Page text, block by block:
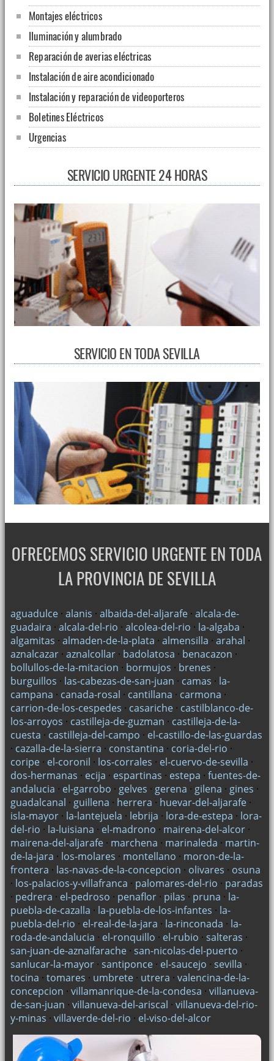
Montajes eléctricos
Iluminación y alumbrado
Reparación de averias eléctricas
Instalación de aire acondicionado
Instalación y reparación de videoporteros
Boletines Eléctricos
Urgencias
SERVICIO URGENTE 24 HORAS
SERVICIO EN TODA SEVILLA
OFRECEMOS SERVICIO URGENTE EN TODA
LA PROVINCIA DE SEVILLA
aguadulce· alanis · albaida-del-aljarafe· alcala-de-
guadaira · alcala-del-rio · alcolea-del-rio · la-algaba ·
algamitas · almaden-de-la-plata · almensilla · arahal ·
aznalcazar· aznalcollar· badolatosa · benacazon ·
bollullos-de-la-mitacion · bormujos · brenes ·
burguillos · las-cabezas-de-san-juan · camas · la-
campana · canada-rosal · cantillana · carmona ·
carrion-de-los-cespedes · casariche· castilblanco-de-
los-arroyos · castilleja-de-guzman · castilleja-de-la-
cuesta · castilleja-del-campo · el-castillo-de-las-guardas
· cazalla-de-la-sierra · constantina · coria-del-rio ·
coripe· el-coronil · los-corrales · el-cuervo-de-sevilla ·
dos-hermanas · ecija · espartinas · estepa · fuentes-de-
andalucia · el-garrobo · gelves · gerena · gilena · gines ·
guadalcanal · guillena · herrera · huevar-del-aljarafe·
isla-mayor· la-lantejuela · lebrija · lora-de-estepa · lora-
del-rio · la-luisiana · el-madrono · mairena-del-alcor·
mairena-del-aljarafe· marchena · marinaleda · martin-
de-la-jara · los-molares · montellano · moron-de-la-
frontera · las-navas-de-la-concepcion · olivares · osuna
· los-palacios-y-villafranca · palomares-del-rio · paradas
· pedrera · el-pedroso · penaflor· pilas · pruna · la-
puebla-de-cazalla · la-puebla-de-los-infantes · la-
puebla-del-rio · el-real-de-la-jara · la-rinconada · la-
roda-de-andalucia · el-ronquillo · el-rubio · salteras ·
san-juan-de-aznalfarache· san-nicolas-del-puerto ·
sanlucar-la-mayor· santiponce· el-saucejo · sevilla ·
tocina · tomares · umbrete· utrera · valencina-de-la-
concepcion · villamanrique-de-la-condesa · villanueva-
de-san-juan · villanueva-del-ariscal · villanueva-del-rio-
y-minas · villaverde-del-rio · el-viso-del-alcor